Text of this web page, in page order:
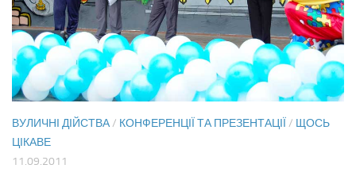
ВУЛИЧНІ ДІЙСТВА/ КОНФЕРЕНЦІЇ ТА ПРЕЗЕНТАЦІЇ / ЩОСЬ
ЦІКАВЕ
11.09.2011